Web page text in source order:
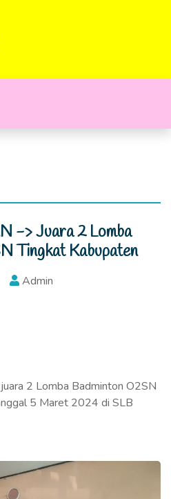
-> Juara 2 Lomba
Tingkat Kabupaten
Admin
2 Lomba Badminton O2SN
5 Maret 2024 di SLB